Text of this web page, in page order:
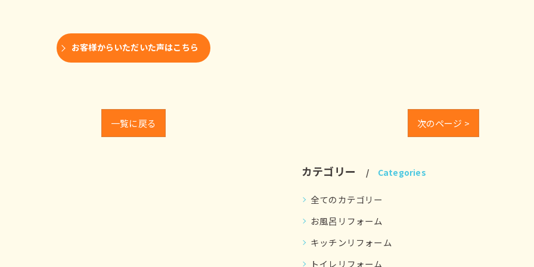
お客様からいただいた声はこちら
一覧に戻る 次のページ >
カテゴリー Categories
全てのカテゴリー
お風呂リフォーム
キッチンリフォーム
トイレリフォーム